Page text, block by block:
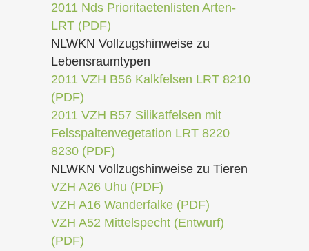
2011 Nds Prioritaetenlisten Arten-
LRT (PDF)
NLWKN Vollzugshinweise zu
Lebensraumtypen
2011 VZH B56 Kalkfelsen LRT 8210
(PDF)
2011 VZH B57 Silikatfelsen mit
Felsspaltenvegetation LRT 8220
8230 (PDF)
NLWKN Vollzugshinweise zu Tieren
VZH A26 Uhu (PDF)
VZH A16 Wanderfalke (PDF)
VZH A52 Mittelspecht (Entwurf)
(PDF)